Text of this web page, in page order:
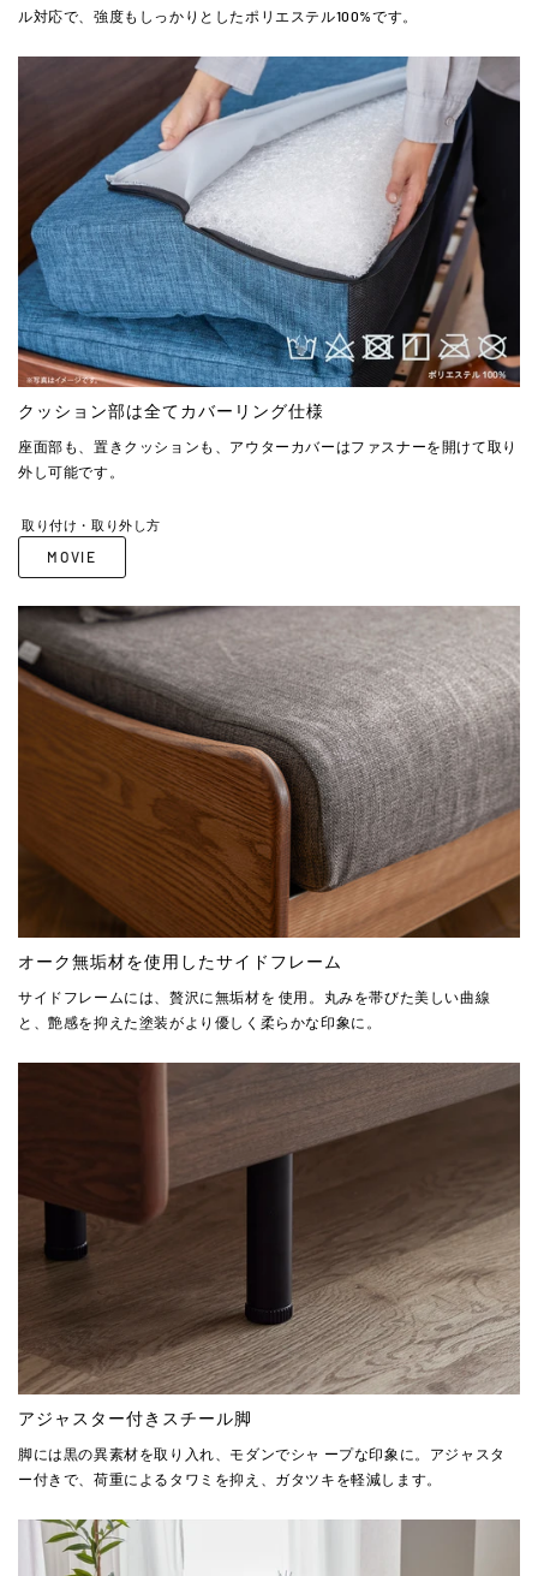
ル対応で、強度もしっかりとしたポリエステル100%です。
クッション部は全てカバーリング仕様
座面部も、置きクッションも、アウターカバーはファスナーを開けて取り
外し可能です。
取り付け・取り外し方
MOVIE
オーク無垢材を使用したサイドフレーム
サイドフレームには、贅沢に無垢材を 使用。丸みを帯びた美しい曲線
と、艶感を抑えた塗装がより優しく柔らかな印象に。
アジャスター付きスチール脚
脚には黒の異素材を取り入れ、モダンでシャ ープな印象に。アジャスタ
ー付きで、荷重によるタワミを抑え、ガタツキを軽減します。